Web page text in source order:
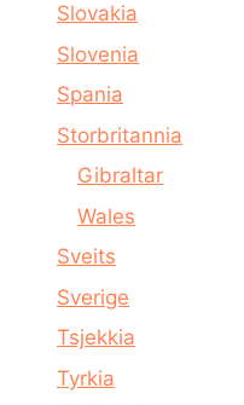
Slovakia
Slovenia
Spania
Storbritannia
Gibraltar
Wales
Sveits
Sverige
Tsjekkia
Tyrkia